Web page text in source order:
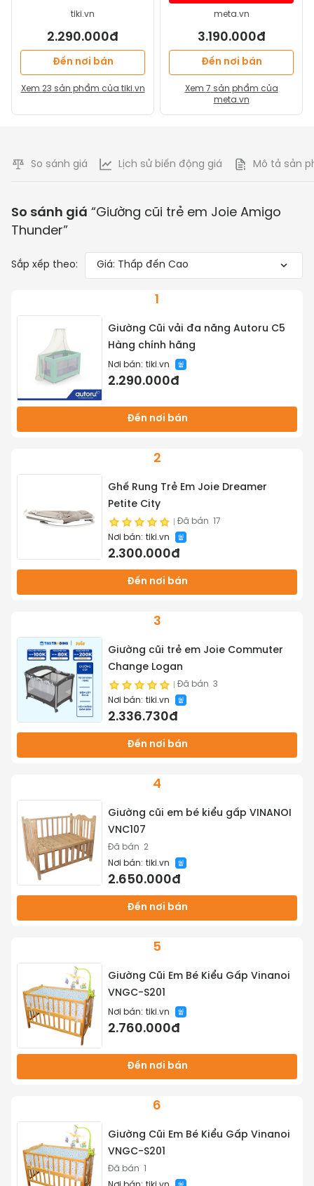
tiki.vn
2.290.000đ
Đến nơi bán
Xem 23 sản phẩm của tiki.vn
meta.vn
3.190.000đ
Đến nơi bán
Xem 7 sản phẩm của
meta.vn
So sánh giá Lịch sử biến động giá Mô tả sản
So sánh giá “Giường cũi trẻ em Joie Amigo
Thunder”
Sắp xếp theo: Giá: Thấp đến Cao
1
Giường Cũi vải đa năng Autoru C5
Hàng chính hãng
Nơi bán: tiki.vn
2.290.000đ
Đến nơi bán
2
Ghế Rung Trẻ Em Joie Dreamer
Petite City
Đã bán 17
Nơi bán: tiki.vn
2.300.000đ
Đến nơi bán
3
Giường cũi trẻ em Joie Commuter
Change Logan
Đã bán 3
Nơi bán: tiki.vn
2.336.730đ
Đến nơi bán
4
Giường cũi em bé kiểu gấp VINANOI
VNC107
Đã bán 2
Nơi bán: tiki.vn
2.650.000đ
Đến nơi bán
5
Giường Cũi Em Bé Kiểu Gấp Vinanoi
VNGC-S201
Nơi bán: tiki.vn
2.760.000đ
Đến nơi bán
6
Giường Cũi Em Bé Kiểu Gấp Vinanoi
VNGC-S201
Đã bán 1